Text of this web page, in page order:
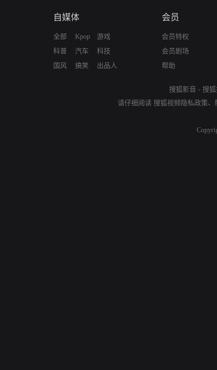
自媒体
全部
科普
国风
Kpop
汽车
搞笑
游戏
科技
出品人
会员
会员特权
会员剧场
帮助
搜狐影音 - 搜
请仔细阅读 搜狐视频隐私政策、